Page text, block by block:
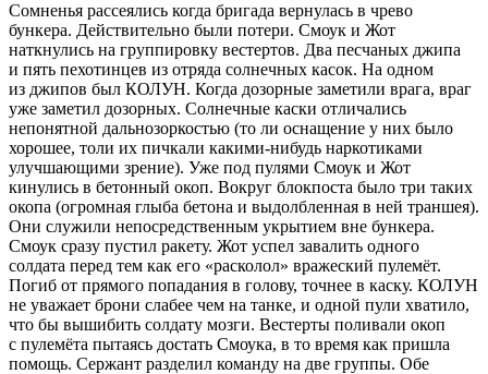
Сомненья рассеялись когда бригада вернулась в чрево
бункера. Действительно были потери. Смоук и Жот
наткнулись на группировку вестертов. Два песчаных джипа
и пять пехотинцев из отряда солнечных касок. На одном
из джипов был КОЛУН. Когда дозорные заметили врага, враг
уже заметил дозорных. Солнечные каски отличались
непонятной дальнозоркостью (то ли оснащение у них было
хорошее, толи их пичкали какими-нибудь наркотиками
улучшающими зрение). Уже под пулями Смоук и Жот
кинулись в бетонный окоп. Вокруг блокпоста было три таких
окопа (огромная глыба бетона и выдолбленная в ней траншея).
Они служили непосредственным укрытием вне бункера.
Смоук сразу пустил ракету. Жот успел завалить одного
солдата перед тем как его «расколол» вражеский пулемёт.
Погиб от прямого попадания в голову, точнее в каску. КОЛУН
не уважает брони слабее чем на танке, и одной пули хватило,
что бы вышибить солдату мозги. Вестерты поливали окоп
с пулемёта пытаясь достать Смоука, в то время как пришла
помощь. Сержант разделил команду на две группы. Обе